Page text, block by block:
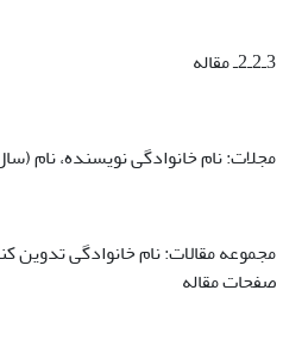
3ـ2ـ2ـ مقاله
مجلات: نام خانوادگی نویسنده، نام
مجموعه مقالات: نام خانوادگی تدوین‏
صفحات مقاله